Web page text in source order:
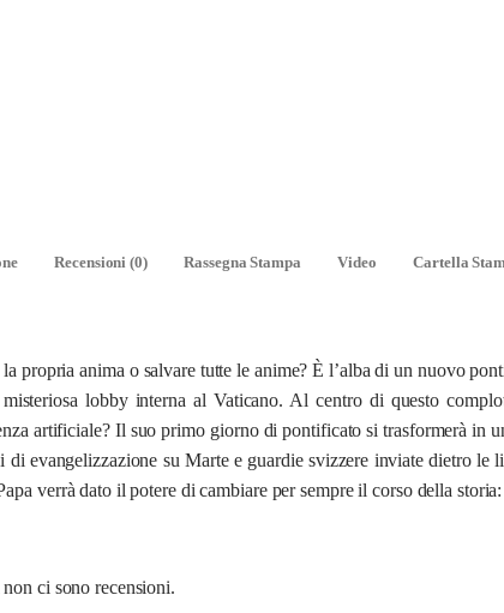
Recensioni (0) Rassegna Stampa Video Cartella
la propria anima o salvare tutte le anime? È l’alba di un nuovo
lobby interna al Vaticano. Al centro di questo
artificiale? Il suo primo giorno di pontificato si trasformerà in
di evangelizzazione su Marte e guardie svizzere inviate dietro
verrà dato il potere di cambiare per sempre il corso della
ci sono recensioni.